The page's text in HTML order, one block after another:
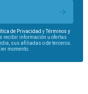
de Privacidad yTérminos y
recibir información u ofertas
sus afiliadas o de terceros.
momento.